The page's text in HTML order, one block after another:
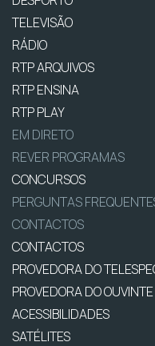
TELEVISÃO
RÁDIO
RTP ARQUIVOS
RTP ENSINA
RTP PLAY
EM DIRETO
REVER PROGRAMAS
CONCURSOS
PERGUNTAS
CONTACTOS
CONTACTOS
PROVEDORA DO
PROVEDORA DO OUVINTE
ACESSIBILIDADES
SATÉLITES